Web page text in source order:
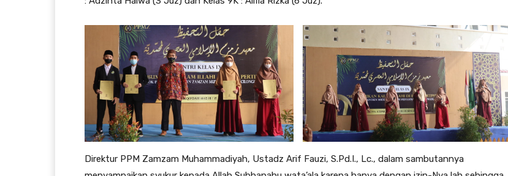
Direktur PPM Zamzam Muhammadiyah, Ustadz Arif Fauzi, S.Pd.I., Lc., dalam sambutannya